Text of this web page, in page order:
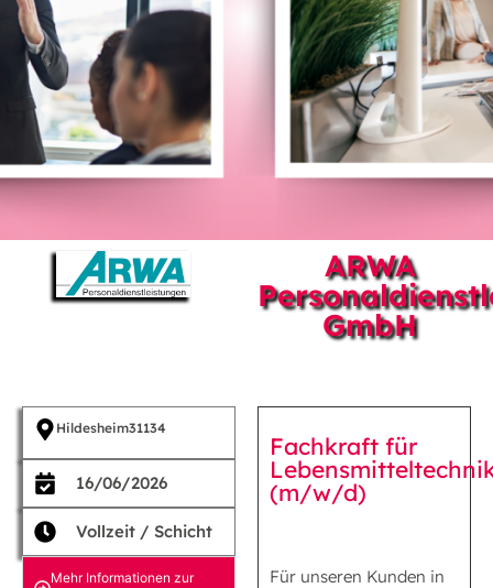
ARWA
GmbH
Hildesheim31134
16/06/2026
Vollzeit / Schicht
Mehr Informationen zur
Fachkraft für
(m/w/d)
Für unseren Kunden in